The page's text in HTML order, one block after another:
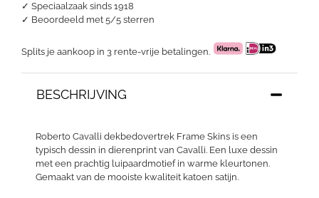
✓ Speciaalzaak sinds 1918
✓ Beoordeeld met 5/5 sterren
Splits je aankoop in 3 rente-vrije betalingen.
BESCHRIJVING
Roberto Cavalli dekbedovertrek Frame Skins is een
typisch dessin in dierenprint van Cavalli. Een luxe dessin
met een prachtig luipaardmotief in warme kleurtonen.
Gemaakt van de mooiste kwaliteit katoen satijn.